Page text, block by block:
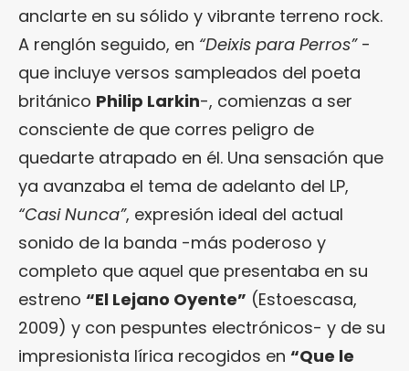
anclarte en su sólido y vibrante terreno rock.
A renglón seguido, en “Deixis para Perros”-
que incluye versos sampleados del poeta
británico Philip Larkin-, comienzas a ser
consciente de que corres peligro de
quedarte atrapado en él. Una sensación que
ya avanzaba el tema de adelanto del LP,
“Casi Nunca”, expresión ideal del actual
sonido de la banda -más poderoso y
completo que aquel que presentaba en su
estreno “El Lejano Oyente” (Estoescasa,
2009) y con pespuntes electrónicos- y de su
impresionista lírica recogidos en “Que le